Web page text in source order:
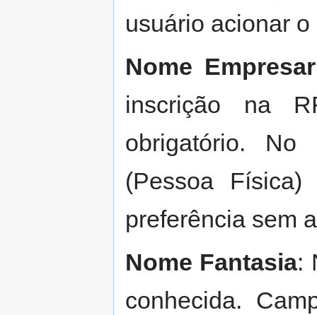
usuário acionar
Nome
inscrição na
obrigatório. No
(Pessoa
preferência sem
Nome Fantasia:
conhecida.